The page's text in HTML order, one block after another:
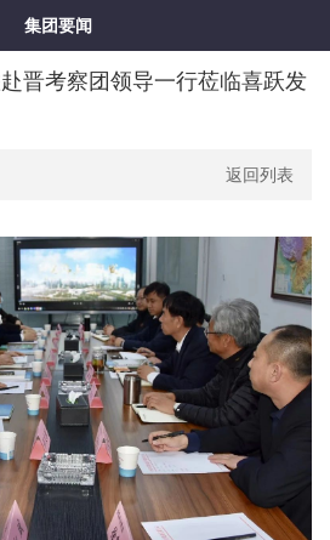
集团要闻
晋考察团领导一行莅临喜跃发
返回列表